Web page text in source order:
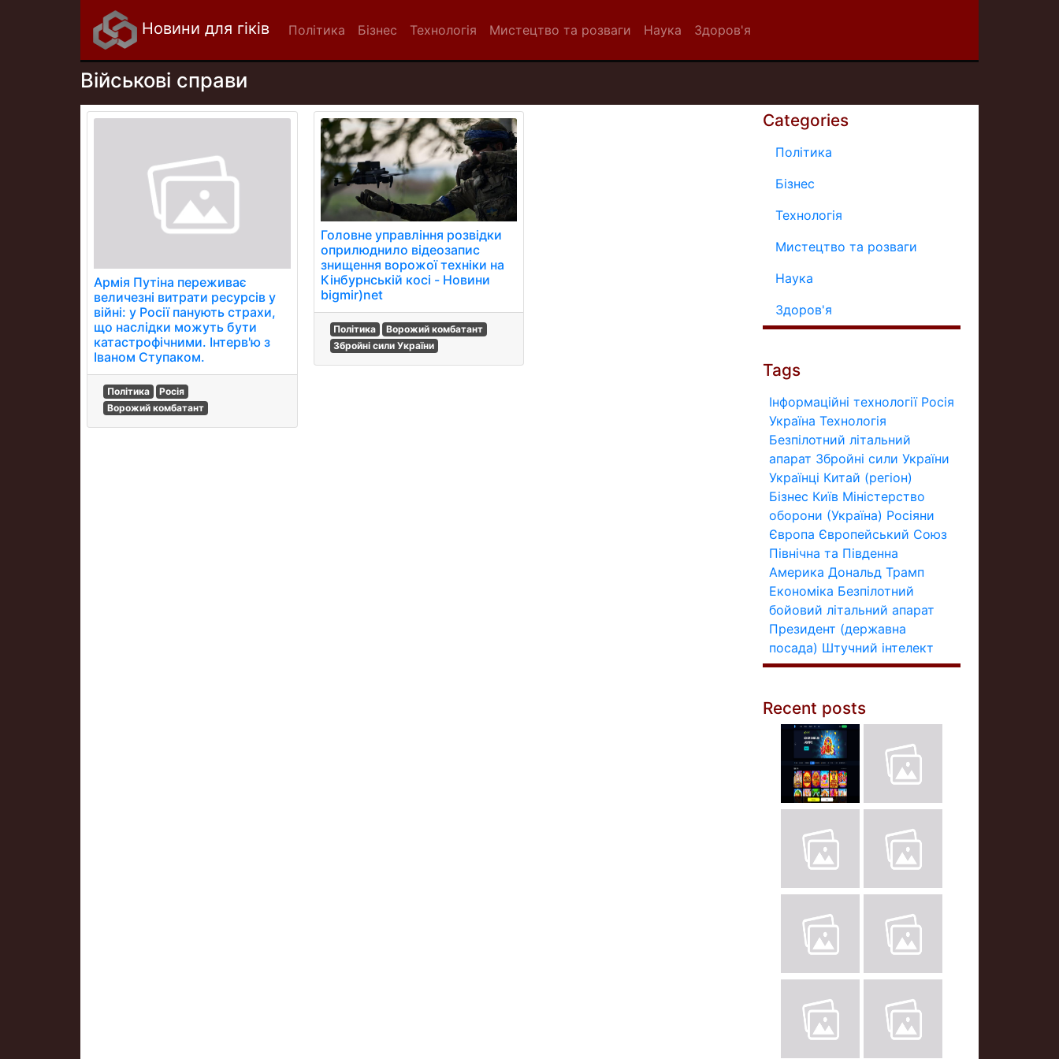
Новини для гіків Політика Бізнес Технологія Мистецтво та розваги Наука Здоров'я
Військові справи
Армія Путіна переживає
величезні витрати ресурсів у
війні: у Росії панують страхи,
що наслідки можуть бути
катастрофічними. Інтерв'ю з
Іваном Ступаком.
Політика
Росія
Ворожий комбатант
Головне управління розвідки
оприлюднило відеозапис
знищення ворожої техніки на
Кінбурнській косі - Новини
bigmir)net
Політика
Ворожий комбатант
Збройні сили України
Categories
Політика
Бізнес
Технологія
Мистецтво та розваги
Наука
Здоров'я
Tags
Інформаційні технології Росія
Україна Технологія
Безпілотний літальний
апарат Збройні сили України
Українці Китай (регіон)
Бізнес Київ Міністерство
оборони (Україна) Росіяни
Європа Європейський Союз
Північна та Південна
Америка Дональд Трамп
Економіка Безпілотний
бойовий літальний апарат
Президент (державна
посада) Штучний інтелект
Recent posts